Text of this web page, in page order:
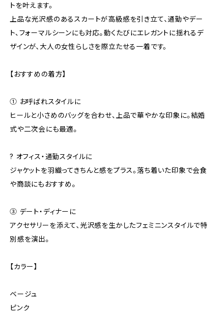
トを叶えます。
上品な光沢感のあるスカートが高級感を引き立て、通勤やデー
ト、フォーマルシーンにも対応。動くたびにエレガントに揺れるデ
ザインが、大人の女性らしさを際立たせる一着です。
【おすすめの着方】
① お呼ばれスタイルに
ヒールと小さめのバッグを合わせ、上品で華やかな印象に。結婚
式や二次会にも最適。
? オフィス・通勤スタイルに
ジャケットを羽織ってきちんと感をプラス。落ち着いた印象で会食
や商談にもおすすめ。
③ デート・ディナーに
アクセサリーを添えて、光沢感を生かしたフェミニンスタイルで特
別感を演出。
【カラー】
ベージュ
ピンク